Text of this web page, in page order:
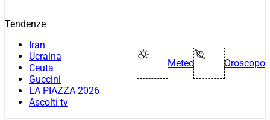
Tendenze
Iran
Ucraina
Ceuta
Guccini
LA PIAZZA 2026
Ascolti tv
Meteo Oroscopo